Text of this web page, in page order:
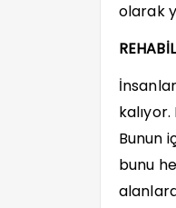
olarak
Bunun
bunu